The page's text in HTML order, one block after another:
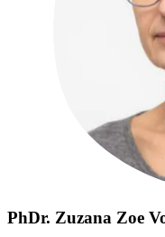
PhDr. Zuzana Zoe